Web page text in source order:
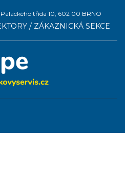
třída 10, 602 00 BRNO
/ ZÁKAZNICKÁ SEKCE